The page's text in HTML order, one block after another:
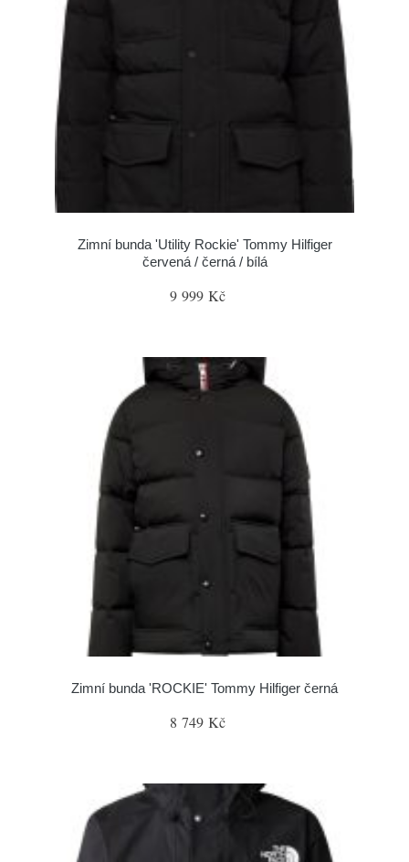
Zimní bunda 'Utility Rockie' Tommy Hilfiger
červená / černá / bílá
9 999 Kč
Zimní bunda 'ROCKIE' Tommy Hilfiger černá
8 749 Kč